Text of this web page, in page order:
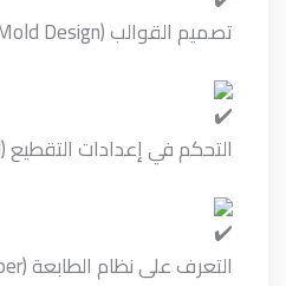
تصميم القوالب (Mold Design).
التحكم في إعدادات التقطيع (Slicer Control).
التعرف على نظام الطابعة (Marlin, Klipper).